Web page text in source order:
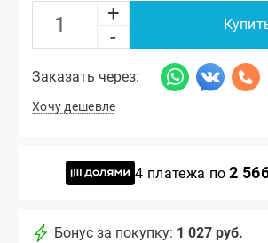
+
-
Заказать через:
Хочу дешевле
4 платежа по2
Бонус за покупку: 1 027 руб.